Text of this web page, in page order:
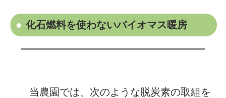
化石燃料を使わないバイオマス暖房
当農園では、次のような脱炭素の取組を